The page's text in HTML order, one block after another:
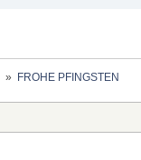
» FROHE PFINGSTEN